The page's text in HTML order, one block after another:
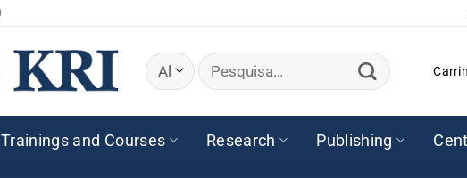
Pesquisar
por:
Trainings and Courses Research Publishing